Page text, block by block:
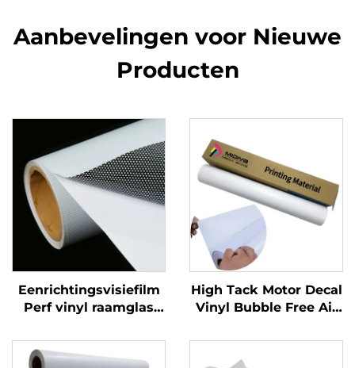
Aanbevelingen voor Nieuwe
Producten
Eenrichtingsvisiefilm
Perf vinyl raamglas
Perforated Viny Roll
High Tack Motor Decal
Vinyl Bubble Free Air
Zelfklevende Vinylrol
voor Motor Auto Dirt